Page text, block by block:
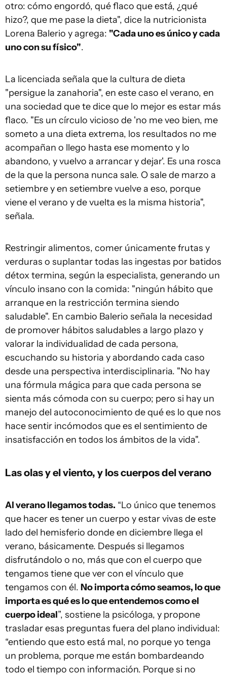
otro: cómo engordó, qué flaco que está, ¿qué
hizo?, que me pase la dieta", dice la nutricionista
Lorena Balerio y agrega: "Cada uno es único y cada
uno con su físico".
La licenciada señala que la cultura de dieta
"persigue la zanahoria", en este caso el verano, en
una sociedad que te dice que lo mejor es estar más
flaco. "Es un círculo vicioso de 'no me veo bien, me
someto a una dieta extrema, los resultados no me
acompañan o llego hasta ese momento y lo
abandono, y vuelvo a arrancar y dejar'. Es una rosca
de la que la persona nunca sale. O sale de marzo a
setiembre y en setiembre vuelve a eso, porque
viene el verano y de vuelta es la misma historia",
señala.
Restringir alimentos, comer únicamente frutas y
verduras o suplantar todas las ingestas por batidos
détox termina, según la especialista, generando un
vínculo insano con la comida: "ningún hábito que
arranque en la restricción termina siendo
saludable". En cambio Balerio señala la necesidad
de promover hábitos saludables a largo plazo y
valorar la individualidad de cada persona,
escuchando su historia y abordando cada caso
desde una perspectiva interdisciplinaria. "No hay
una fórmula mágica para que cada persona se
sienta más cómoda con su cuerpo; pero si hay un
manejo del autoconocimiento de qué es lo que nos
hace sentir incómodos que es el sentimiento de
insatisfacción en todos los ámbitos de la vida".
Las olas y el viento, y los cuerpos del verano
Al verano llegamos todas. “Lo único que tenemos
que hacer es tener un cuerpo y estar vivas de este
lado del hemisferio donde en diciembre llega el
verano, básicamente. Después si llegamos
disfrutándolo o no, más que con el cuerpo que
tengamos tiene que ver con el vínculo que
tengamos con él. No importa cómo seamos, lo que
importa es qué es lo que entendemos como el
cuerpo ideal”, sostiene la psicóloga, y propone
trasladar esas preguntas fuera del plano individual:
“entiendo que esto está mal, no porque yo tenga
un problema, porque me están bombardeando
todo el tiempo con información. Porque si no